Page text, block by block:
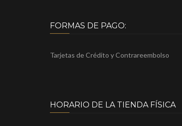
FORMAS DE PAGO:
Tarjetas de Crédito y Contrareembolso
HORARIO DE LA TIENDA FÍSICA